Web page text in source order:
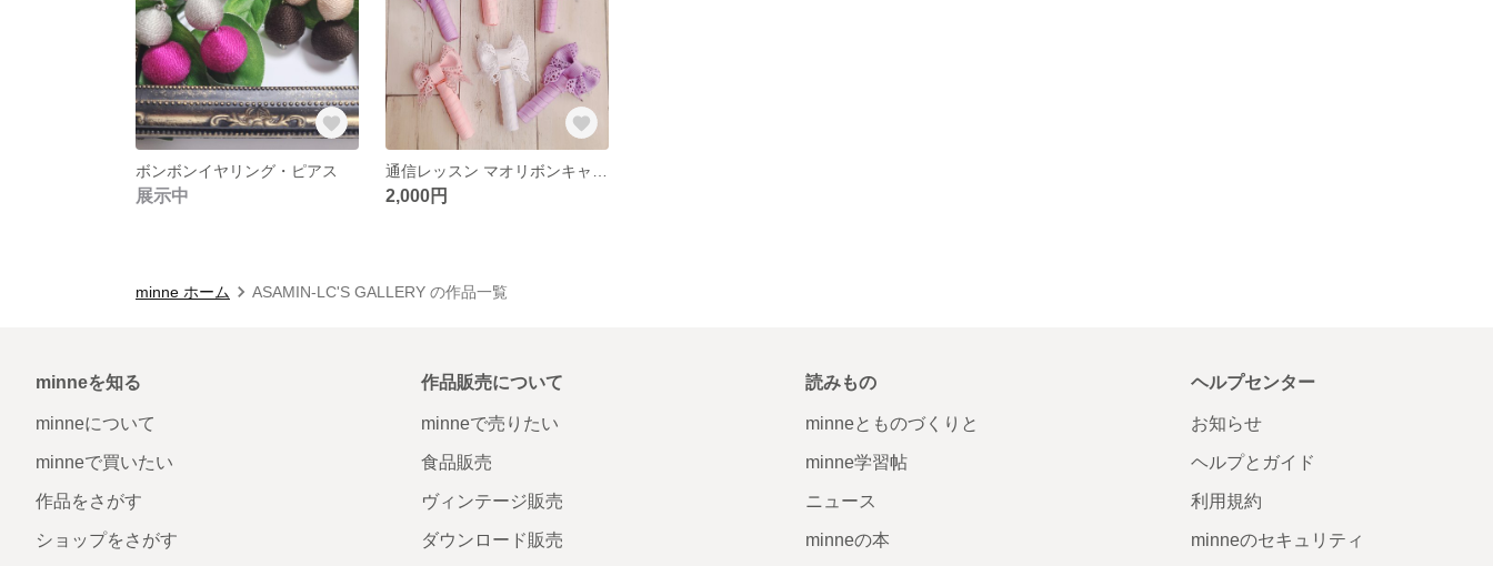
ボンボンイヤリング・ピアス
展示中 2,000円
minne ホーム ASAMIN-LC'S GALLERY の作品一覧
minneを知る
minneについて
minneで買いたい
作品をさがす
ショップをさがす
作品販売について
minneで売りたい
食品販売
ヴィンテージ販売
ダウンロード販売
読みもの
minneとものづくりと
minne学習帖
ニュース
minneの本
ヘルプセンター
お知らせ
ヘルプとガイド
利用規約
minneのセキュリティ